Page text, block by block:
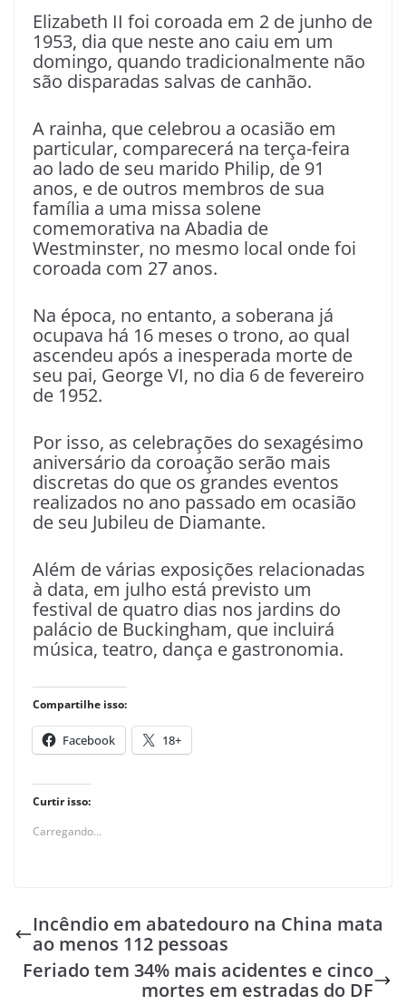
Elizabeth II foi coroada em 2 de junho de
1953, dia que neste ano caiu em um
domingo, quando tradicionalmente não
são disparadas salvas de canhão.
A rainha, que celebrou a ocasião em
particular, comparecerá na terça-feira
ao lado de seu marido Philip, de 91
anos, e de outros membros de sua
família a uma missa solene
comemorativa na Abadia de
Westminster, no mesmo local onde foi
coroada com 27 anos.
Na época, no entanto, a soberana já
ocupava há 16 meses o trono, ao qual
ascendeu após a inesperada morte de
seu pai, George VI, no dia 6 de fevereiro
de 1952.
Por isso, as celebrações do sexagésimo
aniversário da coroação serão mais
discretas do que os grandes eventos
realizados no ano passado em ocasião
de seu Jubileu de Diamante.
Além de várias exposições relacionadas
à data, em julho está previsto um
festival de quatro dias nos jardins do
palácio de Buckingham, que incluirá
música, teatro, dança e gastronomia.
Compartilhe isso:
Facebook 18+
Curtir isso:
Carregando...
Incêndio em abatedouro na China mata
ao menos 112 pessoas
Feriado tem 34% mais acidentes e cinco
mortes em estradas do DF